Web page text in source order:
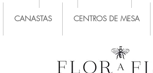
CANASTAS CENTROS DE MESA